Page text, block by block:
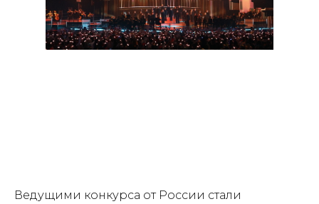
Ведущими конкурса от России стали